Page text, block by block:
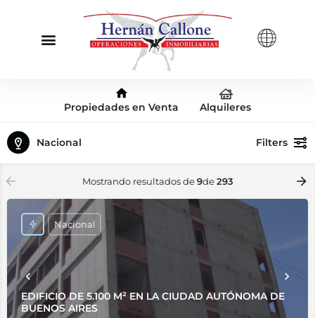
Propiedades en Venta Alquileres
Nacional Filters
Mostrando resultados de9de293
EDIFICIO DE 5.100 M² EN LA CIUDAD AUTÓNOMA DE
BUENOS AIRES
Nacional